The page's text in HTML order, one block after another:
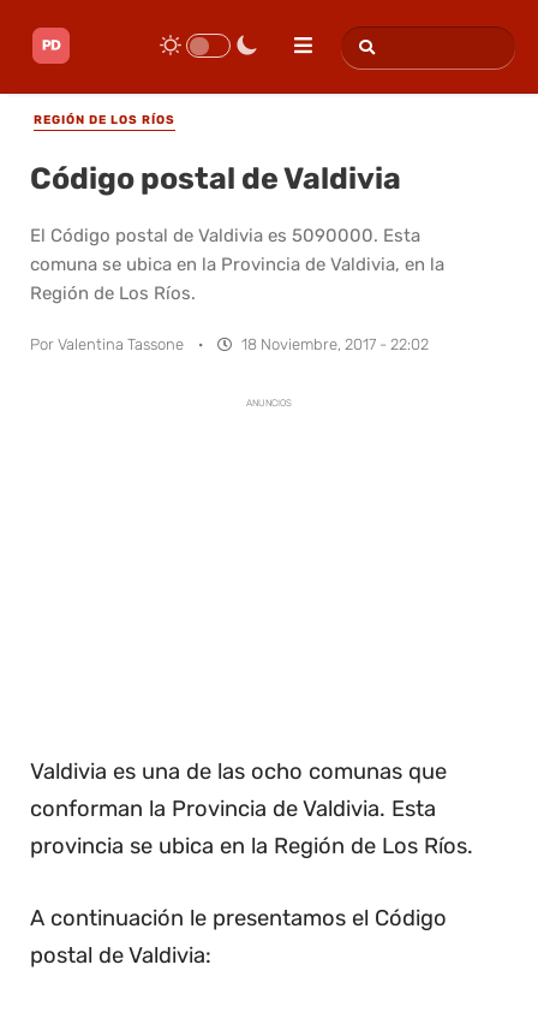
REGIÓN DE LOS RÍOS
Código postal de Valdivia
El Código postal de Valdivia es 5090000. Esta
comuna se ubica en la Provincia de Valdivia, en la
Región de Los Ríos.
Por Valentina Tassone · 18 Noviembre, 2017 - 22:02
ANUNCIOS
Valdivia es una de las ocho comunas que
conforman la Provincia de Valdivia. Esta
provincia se ubica en la Región de Los Ríos.
A continuación le presentamos el Código
postal de Valdivia: